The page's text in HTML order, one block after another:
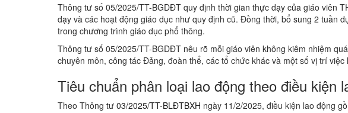
Thông tư số 05/2025/TT-BGDĐT quy định thời gian thực dạy của giáo viên
dạy và các hoạt động giáo dục như quy định cũ. Đồng thời, bổ sung 2 tuần
trong chương trình giáo dục phổ thông.
Thông tư số 05/2025/TT-BGDĐT nêu rõ mỗi giáo viên không kiêm nhiệm
chuyên môn, công tác Đảng, đoàn thể, các tổ chức khác và một số vị trí việc
Tiêu chuẩn phân loại lao động theo điều kiện
Theo Thông tư 03/2025/TT-BLĐTBXH ngày 11/2/2025, điều kiện lao động